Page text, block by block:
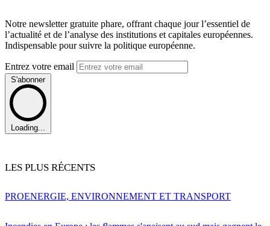
Notre newsletter gratuite phare, offrant chaque jour l’essentiel de
l’actualité et de l’analyse des institutions et capitales européennes.
Indispensable pour suivre la politique européenne.
Entrez votre email
S'abonner
Loading...
LES PLUS RÉCENTS
PROENERGIE, ENVIRONNEMENT ET TRANSPORT